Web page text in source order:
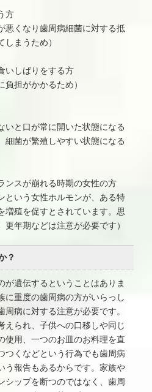
方
悪くなり歯周病細菌に対する抵
しまうため）
いしばりをする方
負担がかかるため）
いと口が常に開いた状態になる
細菌が繁殖しやすい状態になる
ンスが崩れる時期の女性の方
という女性ホルモンが、ある特
増殖を促すとされています。思
更年期などは注意が必要です）
？
が遺伝するということはありま
に重度の歯周病の方がいらっし
周病に対する注意が必要です。
えられ、子供への口移しや同じ
使用、一つのお皿のお料理を直
つくなどという行為でも歯周病
う報告もあるからです。家族や
シップを断つのではなく、歯周